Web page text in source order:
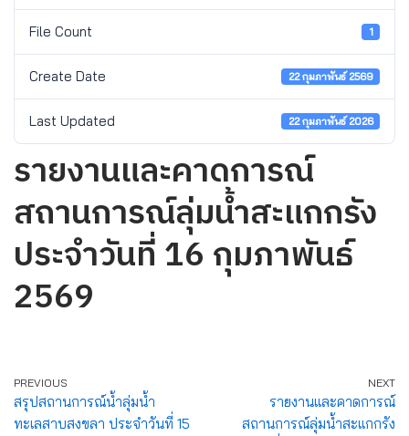
File Count 1
Create Date 22 กุมภาพันธ์ 2569
Last Updated 22 กุมภาพันธ์ 2026
รายงานและคาดการณ์
สถานการณ์ลุ่มน้ำสะแกกรัง
ประจำวันที่ 16 กุมภาพันธ์
2569
PREVIOUS
สรุปสถานการณ์น้ำลุ่มน้ำ
ทะเลสาบสงขลา ประจำวันที่ 15
NEXT
รายงานและคาดการณ์
สถานการณ์ลุ่มน้ำสะแกกรัง